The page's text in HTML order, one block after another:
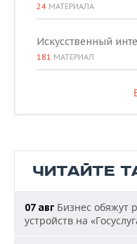
24 МАТЕРИАЛА
Искусственный
181 МАТЕРИАЛ
ЧИТАЙТЕ
07 авг Бизнес обяжут
устройств на